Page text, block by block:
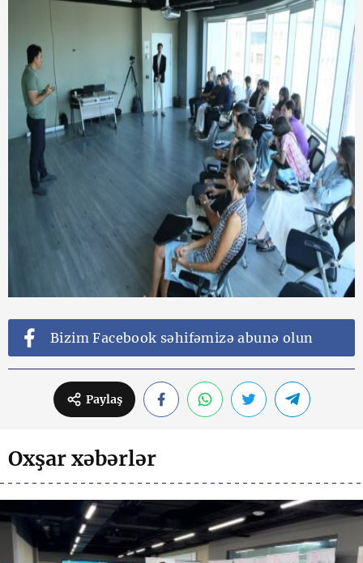
Bizim Facebook səhifəmizə abunə olun
Paylaş
Oxşar xəbərlər